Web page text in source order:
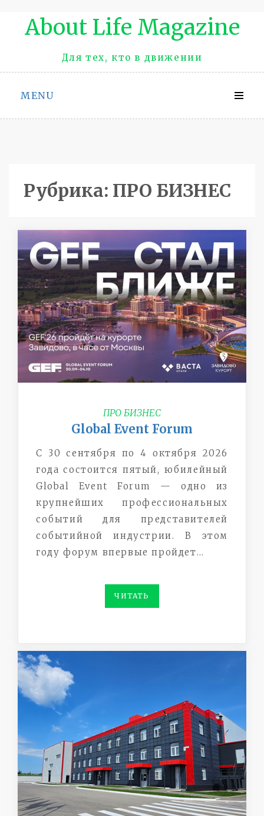
Промотать
About Life Magazinе
Для тех, кто в движении
MENU
Рубрика: ПРО БИЗНЕС
ПРО БИЗНЕС
Global Event Forum
С 30 сентября по 4 октября 2026
года состоится пятый, юбилейный
Global Event Forum — одно из
крупнейших профессиональных
событий для представителей
событийной индустрии. В этом
году форум впервые пройдет…
ЧИТАТЬ